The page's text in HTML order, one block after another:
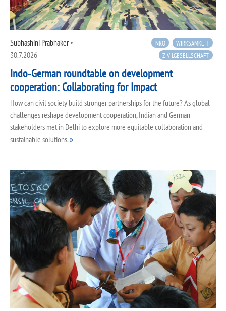
Subhashini Prabhaker•
30.7.2026
NRO
WIRKSAMKEIT
ZIVILGESELLSCHAFT
Indo‑German roundtable on development
cooperation: Collaborating for Impact
How can civil society build stronger partnerships for the future? As global
challenges reshape development cooperation, Indian and German
stakeholders met in Delhi to explore more equitable collaboration and
sustainable solutions.